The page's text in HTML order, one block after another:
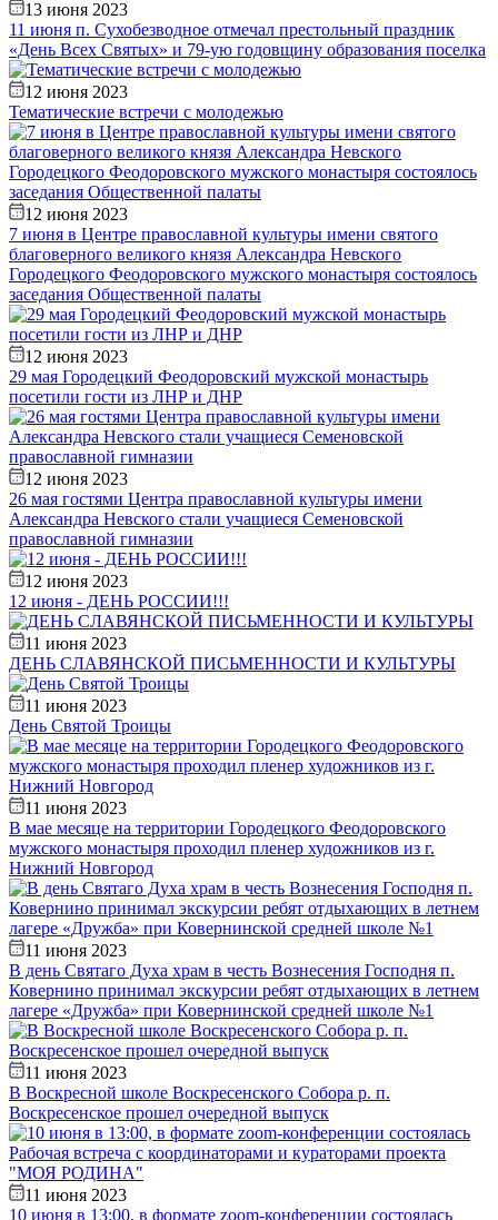
13 июня 2023
11 июня п. Сухобезводное отмечал престольный праздник
«День Всех Святых» и 79-ую годовщину образования поселка
12 июня 2023
Тематические встречи с молодежью
12 июня 2023
7 июня в Центре православной культуры имени святого
благоверного великого князя Александра Невского
Городецкого Феодоровского мужского монастыря состоялось
заседания Общественной палаты
12 июня 2023
29 мая Городецкий Феодоровский мужской монастырь
посетили гости из ЛНР и ДНР
12 июня 2023
26 мая гостями Центра православной культуры имени
Александра Невского стали учащиеся Семеновской
православной гимназии
12 июня 2023
12 июня - ДЕНЬ РОССИИ!!!
11 июня 2023
ДЕНЬ СЛАВЯНСКОЙ ПИСЬМЕННОСТИ И КУЛЬТУРЫ
11 июня 2023
День Святой Троицы
11 июня 2023
В мае месяце на территории Городецкого Феодоровского
мужского монастыря проходил пленер художников из г.
Нижний Новгород
11 июня 2023
В день Святаго Духа храм в честь Вознесения Господня п.
Ковернино принимал экскурсии ребят отдыхающих в летнем
лагере «Дружба» при Ковернинской средней школе №1
11 июня 2023
В Воскресной школе Воскресенского Собора р. п.
Воскресенское прошел очередной выпуск
11 июня 2023
10 июня в 13:00, в формате zoom-конференции состоялась